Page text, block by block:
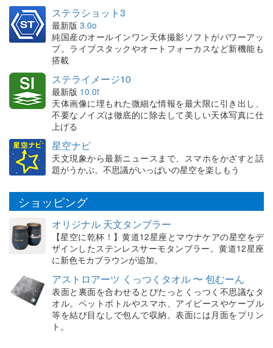
ステラショット3
最新版 3.0o
純国産のオールインワン天体撮影ソフトがパワーアッ
プ。ライブスタックやオートフォーカスなど新機能も
搭載
ステライメージ10
最新版 10.0f
天体画像に埋もれた微細な情報を最大限に引き出し、
不要なノイズは徹底的に除去して美しい天体写真に仕
上げる
星空ナビ
天文現象から最新ニュースまで、スマホをかざすと話
題がうかぶ。不思議がいっぱいの星空を楽しもう
ショッピング
オリジナル 天文タンブラー
【星空に乾杯！】黄道12星座とマウナケアの星空をデ
ザインしたステンレスサーモタンブラー。黄道12星座
に新色モカブラウンが追加。
アストロアーツ くっつくタオル 〜 包むーん
表面と裏面を合わせるとぴたっとくっつく不思議なタ
オル。ペットボトルやスマホ、アイピースやケーブル
等を結び目なしで包んで収納。表面には月面をプリン
ト。